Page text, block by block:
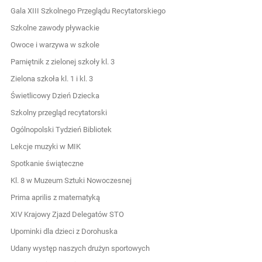
Gala XIII Szkolnego Przeglądu Recytatorskiego
Szkolne zawody pływackie
Owoce i warzywa w szkole
Pamiętnik z zielonej szkoły kl. 3
Zielona szkoła kl. 1 i kl. 3
Świetlicowy Dzień Dziecka
Szkolny przegląd recytatorski
Ogólnopolski Tydzień Bibliotek
Lekcje muzyki w MIK
Spotkanie świąteczne
Kl. 8 w Muzeum Sztuki Nowoczesnej
Prima aprilis z matematyką
XIV Krajowy Zjazd Delegatów STO
Upominki dla dzieci z Dorohuska
Udany występ naszych drużyn sportowych